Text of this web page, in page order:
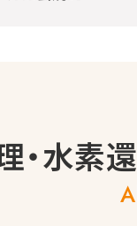
・水素